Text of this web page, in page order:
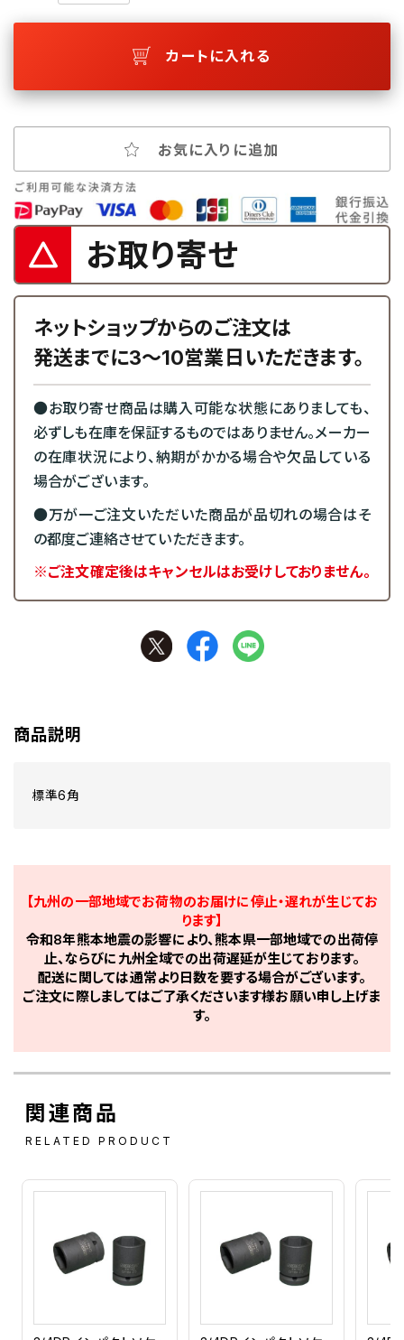
カートに入れる
お気に入りに追加
お取り寄せ
ネットショップからのご注文は
発送までに3～10営業日いただきます。
●お取り寄せ商品は購入可能な状態にありましても、
必ずしも在庫を保証するものではありません。メーカー
の在庫状況により、納期がかかる場合や欠品している
場合がございます。
●万が一ご注文いただいた商品が品切れの場合はそ
の都度ご連絡させていただきます。
※ご注文確定後はキャンセルはお受けしておりません。
商品説明
標準6角
【九州の一部地域でお荷物のお届けに停止・遅れが生じてお
ります】
令和8年熊本地震の影響により、熊本県一部地域での出荷停
止、ならびに九州全域での出荷遅延が生じております。
配送に関しては通常より日数を要する場合がございます。
ご注文に際しましてはご了承くださいます様お願い申し上げま
す。
関連商品
RELATED PRODUCT